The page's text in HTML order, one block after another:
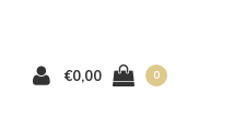
€0,00 0